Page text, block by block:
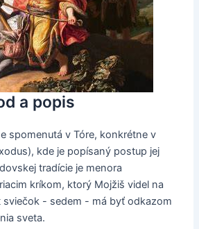
a popis
spomenutá v Tóre, konkrétne v
kde je popísaný postup jej
tradície je menora
kríkom, ktorý Mojžiš videl na
sviečok - sedem - má byť odkazom
sveta.